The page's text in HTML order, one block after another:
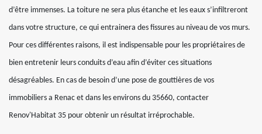
d’être immenses. La toiture ne sera plus étanche et les eaux s’infiltreront
dans votre structure, ce qui entrainera des fissures au niveau de vos murs.
Pour ces différentes raisons, il est indispensable pour les propriétaires de
bien entretenir leurs conduits d’eau afin d’éviter ces situations
désagréables. En cas de besoin d’une pose de gouttières de vos
immobiliers a Renac et dans les environs du 35660, contacter
Renov'Habitat 35 pour obtenir un résultat irréprochable.